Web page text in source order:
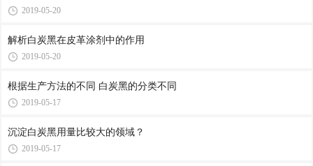
2019-05-20
解析白炭黑在皮革涂剂中的作用
2019-05-20
根据生产方法的不同 白炭黑的分类不同
2019-05-17
沉淀白炭黑用量比较大的领域？
2019-05-17